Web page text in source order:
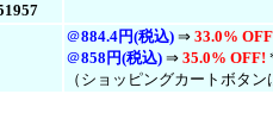
＠884.4円(税込) ⇒ 33.0%
＠858円(税込) ⇒ 35.0% OFF!
（ショッピングカートボタ